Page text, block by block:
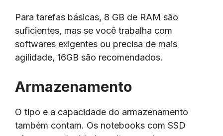
Para tarefas básicas, 8 GB de RAM são
suficientes, mas se você trabalha com
softwares exigentes ou precisa de mais
agilidade, 16GB são recomendados.
Armazenamento
O tipo e a capacidade do armazenamento
também contam. Os notebooks com SSD